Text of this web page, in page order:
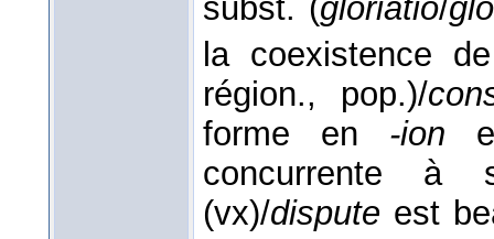
subst. (gloriatio/
la coexistence
région., pop.)/
forme en -ion
concurrente
(vx)/dispute est